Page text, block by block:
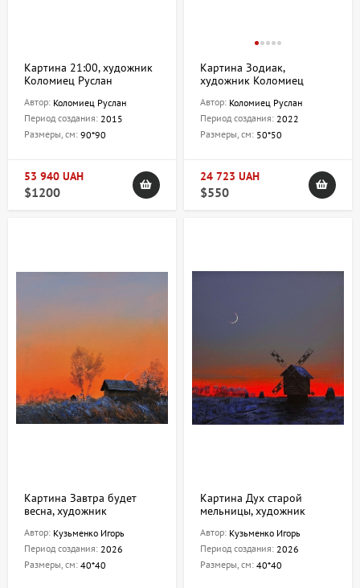
Картина 21:00, художник
Коломиец Руслан
Автор: Коломиец Руслан
Период создания: 2015
Размеры, см: 90*90
53 940 UAH
$1200
Картина Зодиак,
художник Коломиец
Автор: Коломиец Руслан
Период создания: 2022
Размеры, см: 50*50
24 723 UAH
$550
Картина Завтра будет
весна, художник
Автор: Кузьменко Игорь
Период создания: 2026
Размеры, см: 40*40
Картина Дух старой
мельницы, художник
Автор: Кузьменко Игорь
Период создания: 2026
Размеры, см: 40*40